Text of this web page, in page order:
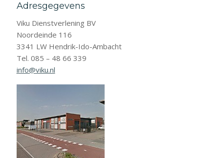
Adresgegevens
Viku Dienstverlening BV
Noordeinde 116
3341 LW Hendrik-Ido-Ambacht
Tel. 085 – 48 66 339
info@viku.nl